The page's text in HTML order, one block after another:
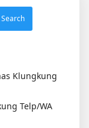
Klungkung
Telp/WA